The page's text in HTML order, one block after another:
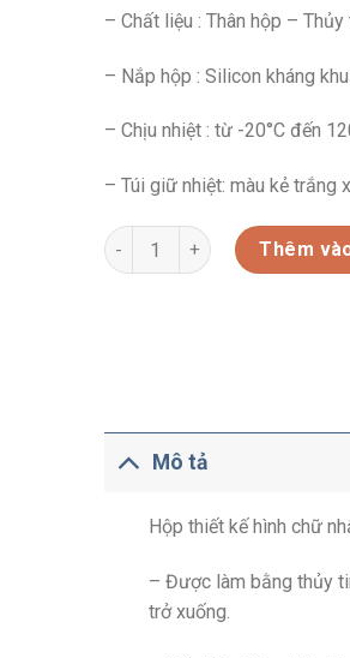
– Chất liệu : Thân hộp –
– Nắp hộp : Silicon kháng
– Chịu nhiệt : từ -20°C đến
– Túi giữ nhiệt: màu kẻ trắng
BỘ HAI HỘP 400ML VÀ CHIA
Thêm
Mô tả
Hộp thiết kế hình chữ
– Được làm bằng thủy
trở xuống.